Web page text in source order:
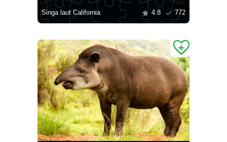
Singa laut California 4.8 772